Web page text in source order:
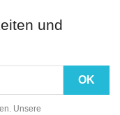
und
Unsere